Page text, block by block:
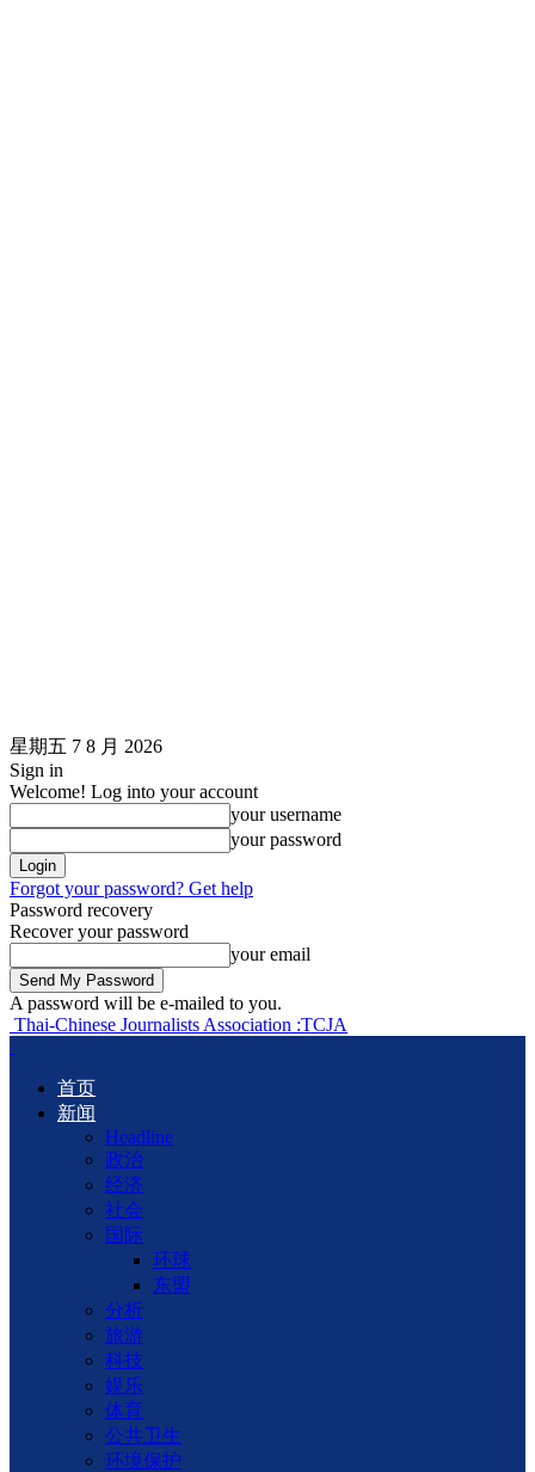
星期五 7 8 月 2026
Sign in
Welcome! Log into your account
your username
your password
Forgot your password? Get help
Password recovery
Recover your password
your email
A password will be e-mailed to you.
Thai-Chinese Journalists Association :TCJA
首页
新闻
Headline
政治
经济
社会
国际
环球
东盟
分析
旅游
科技
娱乐
体育
公共卫生
环境保护